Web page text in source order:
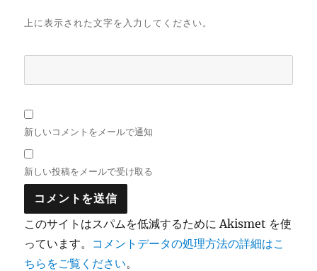
上に表示された文字を入力してください。
新しいコメントをメールで通知
新しい投稿をメールで受け取る
このサイトはスパムを低減するために Akismet を使
っています。 コメントデータの処理方法の詳細はこ
ちらをご覧ください。